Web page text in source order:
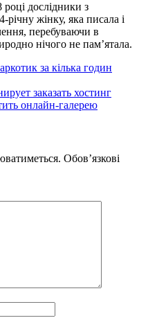
дослідники з
річну жінку, яка писала і
перебуваючи в
нічого не пам’ятала.
за кілька годин
заказать хостинг
онлайн-галерею
Обов’язкові